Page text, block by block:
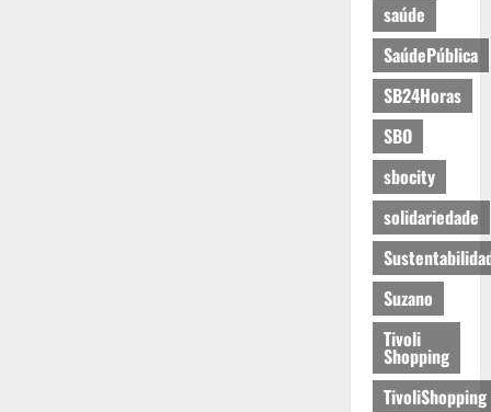
saúde
SaúdePública
SB24Horas
SBO
sbocity
solidariedade
Suzano
Tivoli
Shopping
TivoliShopping